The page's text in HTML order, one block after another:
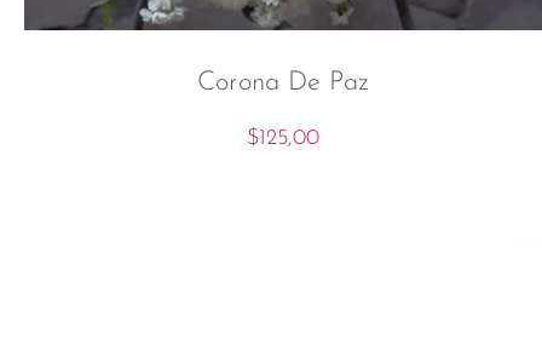
Corona De Paz
$125,00